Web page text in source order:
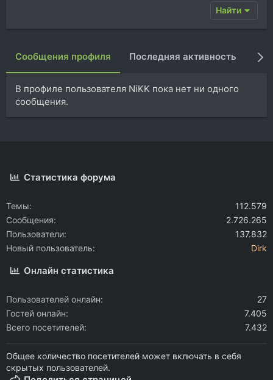
Найти
Сообщения профиля Последняя активность
В профиле пользователя NiKK пока нет ни одного
сообщения.
Статистика форума
Темы
112.579
Сообщения
2.726.265
Пользователи
137.832
Новый пользователь
Dirk
Онлайн статистика
Пользователей онлайн
27
Гостей онлайн
7.405
Всего посетителей
7.432
Общее количество посетителей может включать в себя
скрытых пользователей.